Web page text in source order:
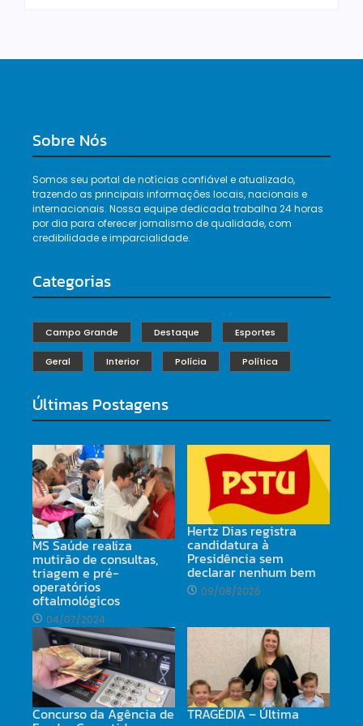
Sobre Nós
Somos seu portal de notícias confiável e atualizado,
trazendo as principais informações locais, nacionais e
internacionais. Nossa equipe dedicada trabalha 24 horas
por dia para oferecer jornalismo de qualidade, com
credibilidade e imparcialidade.
Categorias
Campo Grande Destaque Esportes
Geral Interior Polícia Política
Últimas Postagens
MS Saúde realiza
mutirão de consultas,
triagem e pré-
operatórios
oftalmológicos
04/07/2024
Hertz Dias registra
candidatura à
Presidência sem
declarar nenhum bem
09/08/2026
Concurso da Agência de TRAGÉDIA – Última